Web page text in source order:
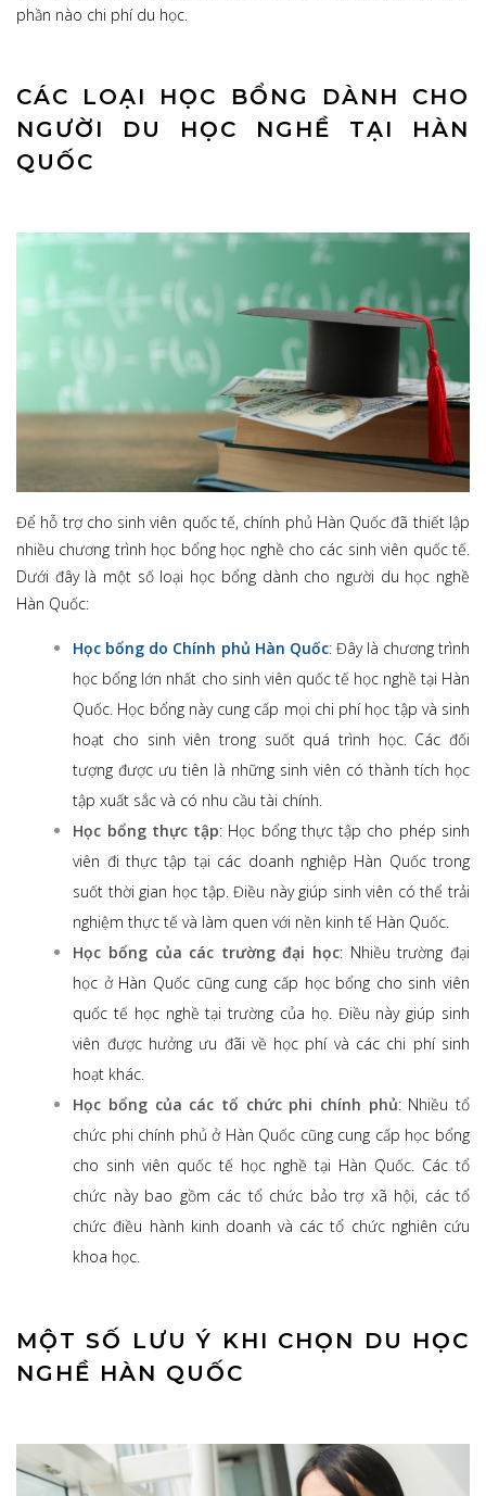
phần nào chi phí du học.
CÁC LOẠI HỌC BỔNG DÀNH CHO
NGƯỜI DU HỌC NGHỀ TẠI HÀN
QUỐC
Để hỗ trợ cho sinh viên quốc tế, chính phủ Hàn Quốc đã thiết lập
nhiều chương trình học bổng học nghề cho các sinh viên quốc tế.
Dưới đây là một số loại học bổng dành cho người du học nghề
Hàn Quốc:
Học bổng do Chính phủ Hàn Quốc: Đây là chương trình
học bổng lớn nhất cho sinh viên quốc tế học nghề tại Hàn
Quốc. Học bổng này cung cấp mọi chi phí học tập và sinh
hoạt cho sinh viên trong suốt quá trình học. Các đối
tượng được ưu tiên là những sinh viên có thành tích học
tập xuất sắc và có nhu cầu tài chính.
Học bổng thực tập: Học bổng thực tập cho phép sinh
viên đi thực tập tại các doanh nghiệp Hàn Quốc trong
suốt thời gian học tập. Điều này giúp sinh viên có thể trải
nghiệm thực tế và làm quen với nền kinh tế Hàn Quốc.
Học bổng của các trường đại học: Nhiều trường đại
học ở Hàn Quốc cũng cung cấp học bổng cho sinh viên
quốc tế học nghề tại trường của họ. Điều này giúp sinh
viên được hưởng ưu đãi về học phí và các chi phí sinh
hoạt khác.
Học bổng của các tổ chức phi chính phủ: Nhiều tổ
chức phi chính phủ ở Hàn Quốc cũng cung cấp học bổng
cho sinh viên quốc tế học nghề tại Hàn Quốc. Các tổ
chức này bao gồm các tổ chức bảo trợ xã hội, các tổ
chức điều hành kinh doanh và các tổ chức nghiên cứu
khoa học.
MỘT SỐ LƯU Ý KHI CHỌN DU HỌC
NGHỀ HÀN QUỐC